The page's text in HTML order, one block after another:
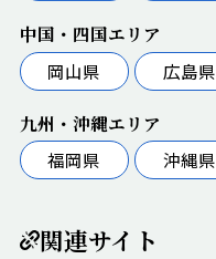
中国・四国エリア
岡山県
広島県
九州・沖縄エリア
福岡県
沖縄県
関連サイト